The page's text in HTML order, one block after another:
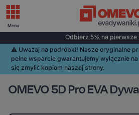
Odbierz 5% na pierwsze
⚠️️ Uważaj na podróbki! Nasze oryginalne
pełne wsparcie gwarantujemy wyłącznie
się zmylić kopiom naszej strony.
OMEVO 5D Pro EVA
Menu